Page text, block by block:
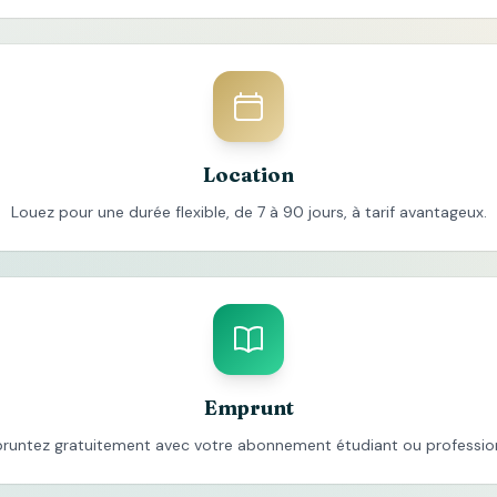
Location
Louez pour une durée flexible, de 7 à 90 jours, à tarif avantageux.
Emprunt
gratuitement avec votre abonnement étudiant ou